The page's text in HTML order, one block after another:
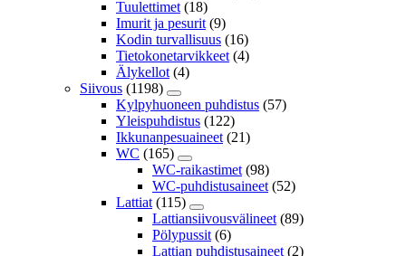
Tuulettimet (18)
Imurit ja pesurit (9)
Kodin turvallisuus (16)
Tietokonetarvikkeet (4)
Älykellot (4)
Siivous (1198)
Kylpyhuoneen puhdistus (57)
Yleispuhdistus (122)
Ikkunanpesuaineet (21)
WC (165)
WC-raikastimet (98)
WC-puhdistusaineet (52)
Lattiat (115)
Lattiansiivousvälineet (89)
Pölypussit (6)
Lattian puhdistusaineet (2)